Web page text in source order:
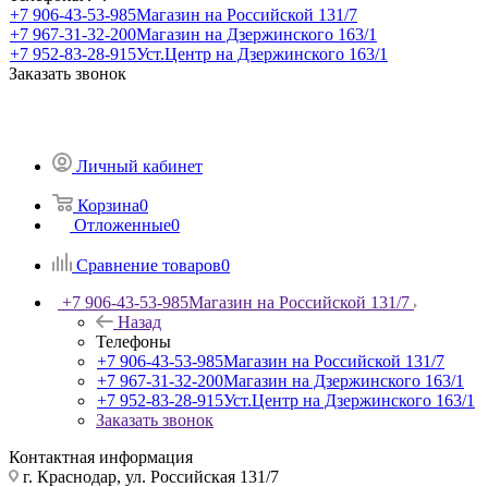
+7 906-43-53-985Магазин на Российской 131/7
+7 967-31-32-200Магазин на Дзержинского 163/1
+7 952-83-28-915Уст.Центр на Дзержинского 163/1
Заказать звонок
Личный кабинет
Корзина0
Отложенные0
Сравнение товаров0
+7 906-43-53-985Магазин на Российской 131/7
Назад
Телефоны
+7 906-43-53-985Магазин на Российской 131/7
+7 967-31-32-200Магазин на Дзержинского 163/1
+7 952-83-28-915Уст.Центр на Дзержинского 163/1
Заказать звонок
Контактная информация
г. Краснодар, ул. Российская 131/7